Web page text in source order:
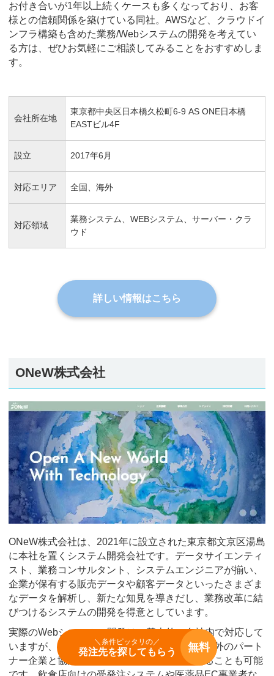
お付き合いが1年以上続くケースも多くなっており、お客
様との信頼関係を築けている同社。AWSなど、クラウドイ
ンフラ構築も含めた業務/Webシステムの開発を考えてい
る方は、ぜひお気軽にご相談してみることをおすすめしま
す。
会社所在地
東京都中央区日本橋久松町6-9 AS ONE日本橋
EASTビル4F
設立 2017年6月
対応エリア 全国、海外
対応領域
業務システム、WEBシステム、サーバー・クラ
ウド
詳しい情報はこちら
ONeW株式会社
ONeW株式会社は、2021年に設立された東京都文京区湯島
に本社を置くシステム開発会社です。データサイエンティ
スト、業務コンサルタント、システムエンジニアが揃い、
企業が保有する販売データや顧客データといったさまざま
なデータを解析し、新たな知見を導きだし、業務改革に結
びつけるシステムの開発を得意としています。
実際のWebシステムの開発は、基本的に自社内で対応して
いますが、大規模なプロジェクトの場合には海外のパート
ナー企業と協力してラボ型開発などに対応することも可能
＼条件ピッタリの／
発注先を探してもらう 無料